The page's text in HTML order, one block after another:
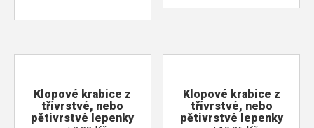
Klopové krabice z
třívrstvé, nebo
pětivrstvé lepenky
Klopové krabice z
třívrstvé, nebo
pětivrstvé lepenky